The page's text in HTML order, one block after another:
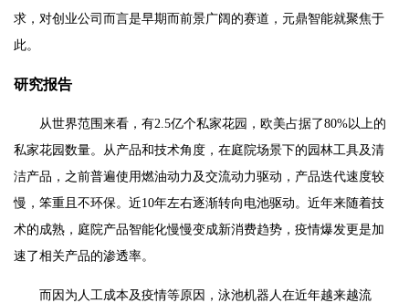
求，对创业公司而言是早期而前景广阔的赛道，元鼎智能就聚焦于
此。
研究报告
从世界范围来看，有2.5亿个私家花园，欧美占据了80%以上的
私家花园数量。从产品和技术角度，在庭院场景下的园林工具及清
洁产品，之前普遍使用燃油动力及交流动力驱动，产品迭代速度较
慢，笨重且不环保。近10年左右逐渐转向电池驱动。近年来随着技
术的成熟，庭院产品智能化慢慢变成新消费趋势，疫情爆发更是加
速了相关产品的渗透率。
而因为人工成本及疫情等原因，泳池机器人在近年越来越流